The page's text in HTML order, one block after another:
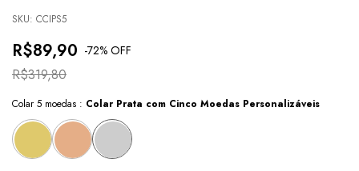
SKU: CCIPS5
R$89,90 -72% OFF
R$319,80
Colar 5 moedas : Colar Prata com Cinco Moedas Personalizáveis